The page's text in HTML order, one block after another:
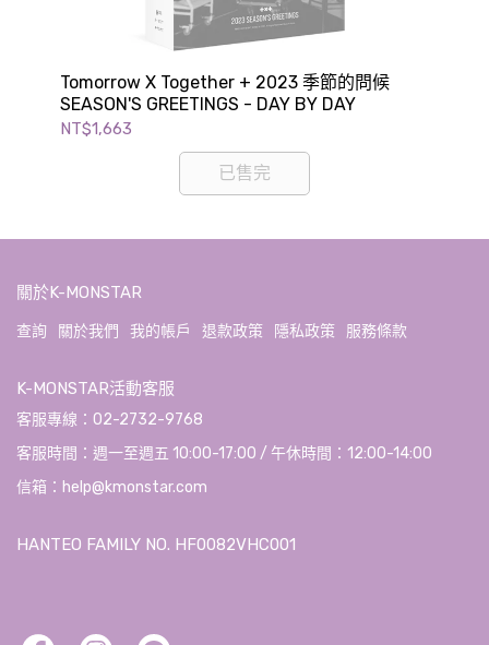
Tomorrow X Together + 2023 季節的問候
SEASON'S GREETINGS - DAY BY DAY
NT$1,663
已售完
關於K-MONSTAR
查詢 關於我們 我的帳戶 退款政策 隱私政策 服務條款
K-MONSTAR活動客服
客服專線：02-2732-9768
客服時間：週一至週五 10:00-17:00 / 午休時間：12:00-14:00
信箱：help@kmonstar.com
HANTEO FAMILY NO. HF0082VHC001